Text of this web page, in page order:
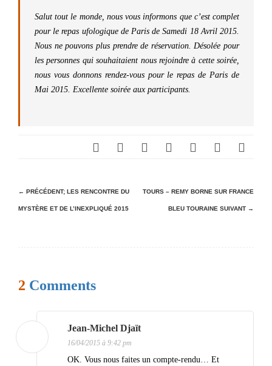
Salut tout le monde, nous vous informons que c’est complet
pour le repas ufologique de Paris de Samedi 18 Avril 2015.
Nous ne pouvons plus prendre de réservation. Désolée pour
les personnes qui souhaitaient nous rejoindre à cette soirée,
nous vous donnons rendez-vous pour le repas de Paris de
Mai 2015. Excellente soirée aux participants.
N
a
a
i
o
← PRÉCÉDENT; LES RENCONTRE DU
MYSTÈRE ET DE L’INEXPLIQUÉ 2015
TOURS – REMY BORNE SUR FRANCE
BLEU TOURAINE SUIVANT →
2 Comments
Jean-Michel Djaït
16/04/2015 à 9:42 pm
OK. Vous nous faites un compte-rendu… Et